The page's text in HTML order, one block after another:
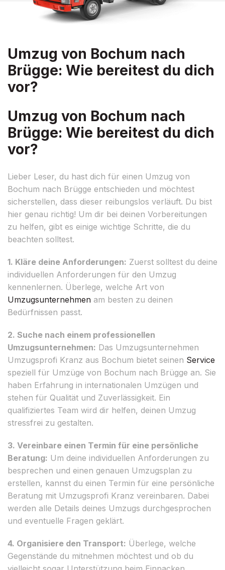
Umzug von Bochum nach
Brügge: Wie bereitest du dich
vor?
Umzug von Bochum nach
Brügge: Wie bereitest du dich
vor?
Lieber Leser, du hast dich für einen Umzug von
Bochum nach Brügge entschieden und möchtest
sicherstellen, dass dieser reibungslos verläuft. Du bist
hier genau richtig! Um dir bei deinen Vorbereitungen
zu helfen, gibt es einige wichtige Schritte, die du
beachten solltest.
1. Kläre deine Anforderungen: Zuerst solltest du deine
individuellen Anforderungen für den Umzug
kennenlernen. Überlege, welche Art von
Umzugsunternehmen am besten zu deinen
Bedürfnissen passt.
2. Suche nach einem professionellen
Umzugsunternehmen: Das Umzugsunternehmen
Umzugsprofi Kranz aus Bochum bietet seinen Service
speziell für Umzüge von Bochum nach Brügge an. Sie
haben Erfahrung in internationalen Umzügen und
stehen für Qualität und Zuverlässigkeit. Ein
qualifiziertes Team wird dir helfen, deinen Umzug
stressfrei zu gestalten.
3. Vereinbare einen Termin für eine persönliche
Beratung: Um deine individuellen Anforderungen zu
besprechen und einen genauen Umzugsplan zu
erstellen, kannst du einen Termin für eine persönliche
Beratung mit Umzugsprofi Kranz vereinbaren. Dabei
werden alle Details deines Umzugs durchgesprochen
und eventuelle Fragen geklärt.
4. Organisiere den Transport: Überlege, welche
Gegenstände du mitnehmen möchtest und ob du